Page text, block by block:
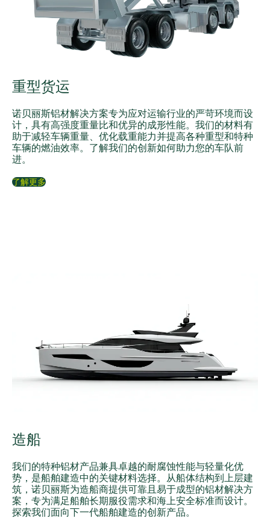
重型货运
诺贝丽斯铝材解决方案专为应对运输行业的严苛环境而设
计，具有高强度重量比和优异的成形性能。我们的材料有
助于减轻车辆重量、优化载重能力并提高各种重型和特种
车辆的燃油效率。了解我们的创新如何助力您的车队前
进。
了解更多
造船
我们的特种铝材产品兼具卓越的耐腐蚀性能与轻量化优
势，是船舶建造中的关键材料选择。从船体结构到上层建
筑，诺贝丽斯为造船商提供可靠且易于成型的铝材解决方
案，专为满足船舶长期服役需求和海上安全标准而设计。
探索我们面向下一代船舶建造的创新产品。